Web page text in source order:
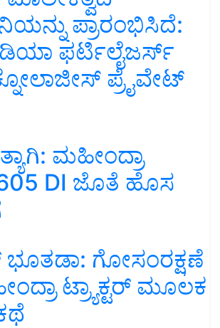
ಪ್ರಾರಂಭಿಸಿದೆ:
ಫರ್ಟಿಲೈಜರ್ಸ್
ಪ್ರೈವೇಟ್
ಮಹೀಂದ್ರಾ
DI ಜೊತೆ ಹೊಸ
ಗೋಸಂರಕ್ಷಣೆ
ಟ್ರ್ಯಾಕ್ಟರ್ ಮೂಲಕ